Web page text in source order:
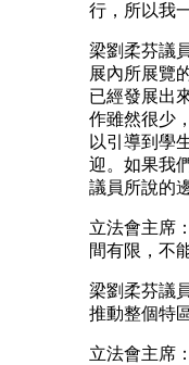
行，所以我
梁劉柔芬議
展內所展覽
已經發展出
作雖然很少
以引導到學
迎。如果我
議員所說的
立法會主席
間有限，不
梁劉柔芬議
推動整個特
立法會主席